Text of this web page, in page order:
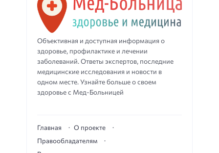
Объективная и доступная информация о
здоровье, профилактике и лечении
заболеваний. Ответы экспертов, последние
медицинские исследования и новости в
одном месте. Узнайте больше о своем
здоровье с Мед-Больницей
Главная
О проекте
Правообладателям